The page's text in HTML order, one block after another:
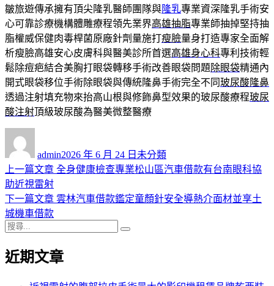
皺旅遊傳承擁有頂尖隆乳醫師團隊與隆乳專業資深隆乳手術安
心可靠診療機構體雕療程領先業界高雄抽脂專業師抽掉堅持抽
脂權威保健肉毒桿菌原廠針劑量施打瘦臉量身打造專家全面解
析瘦臉高雄安心皮膚科與醫美診所首選高雄身心科專利技術輕
鬆除痘疤結合美胸打眼袋轉移手術改善眼袋問題除眼袋精通內
開式眼袋移位手術除眼袋與傳統隆鼻手術完全不同玻尿酸隆鼻
透過注射填充物來抬高山根與修飾鼻型效果的玻尿酸療程玻尿
酸注射頂級玻尿酸為醫美微整醫療
admin佈
日
2026 年 6 月 24 日 類
未分類
文
章
導
覽
上一篇文章 上
篇
全身健康檢查專業松山區汽車借款有台南眼科協
助近視雷射
下一篇文章 下
章:
雲林汽車借款鑑定童顏針安全導熱介面材並享土
城機車借款
搜
關
近期文章